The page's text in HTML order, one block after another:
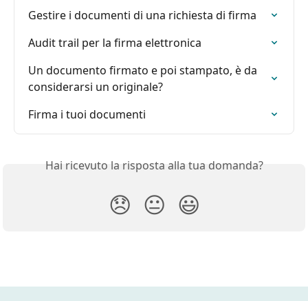
Gestire i documenti di una richiesta di firma
Audit trail per la firma elettronica
Un documento firmato e poi stampato, è da
considerarsi un originale?
Firma i tuoi documenti
Hai ricevuto la risposta alla tua domanda?
😞 😐 😃